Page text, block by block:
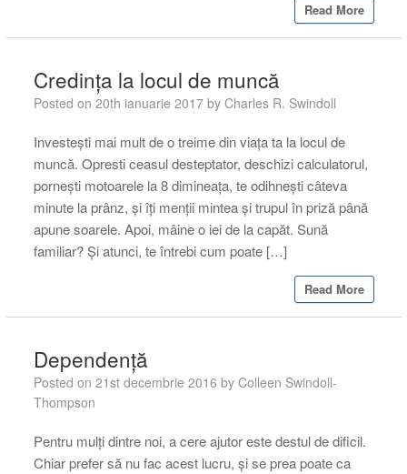
Read More
Credința la locul de muncă
Posted on 20th ianuarie 2017 by Charles R. Swindoll
Investești mai mult de o treime din viața ta la locul de
muncă. Opresti ceasul desteptator, deschizi calculatorul,
pornești motoarele la 8 dimineața, te odihnești câteva
minute la prânz, și îți menții mintea și trupul în priză până
apune soarele. Apoi, mâine o iei de la capăt. Sună
familiar? Și atunci, te întrebi cum poate […]
Read More
Dependență
Posted on 21st decembrie 2016 by Colleen Swindoll-
Thompson
Pentru mulți dintre noi, a cere ajutor este destul de dificil.
Chiar prefer să nu fac acest lucru, și se prea poate ca